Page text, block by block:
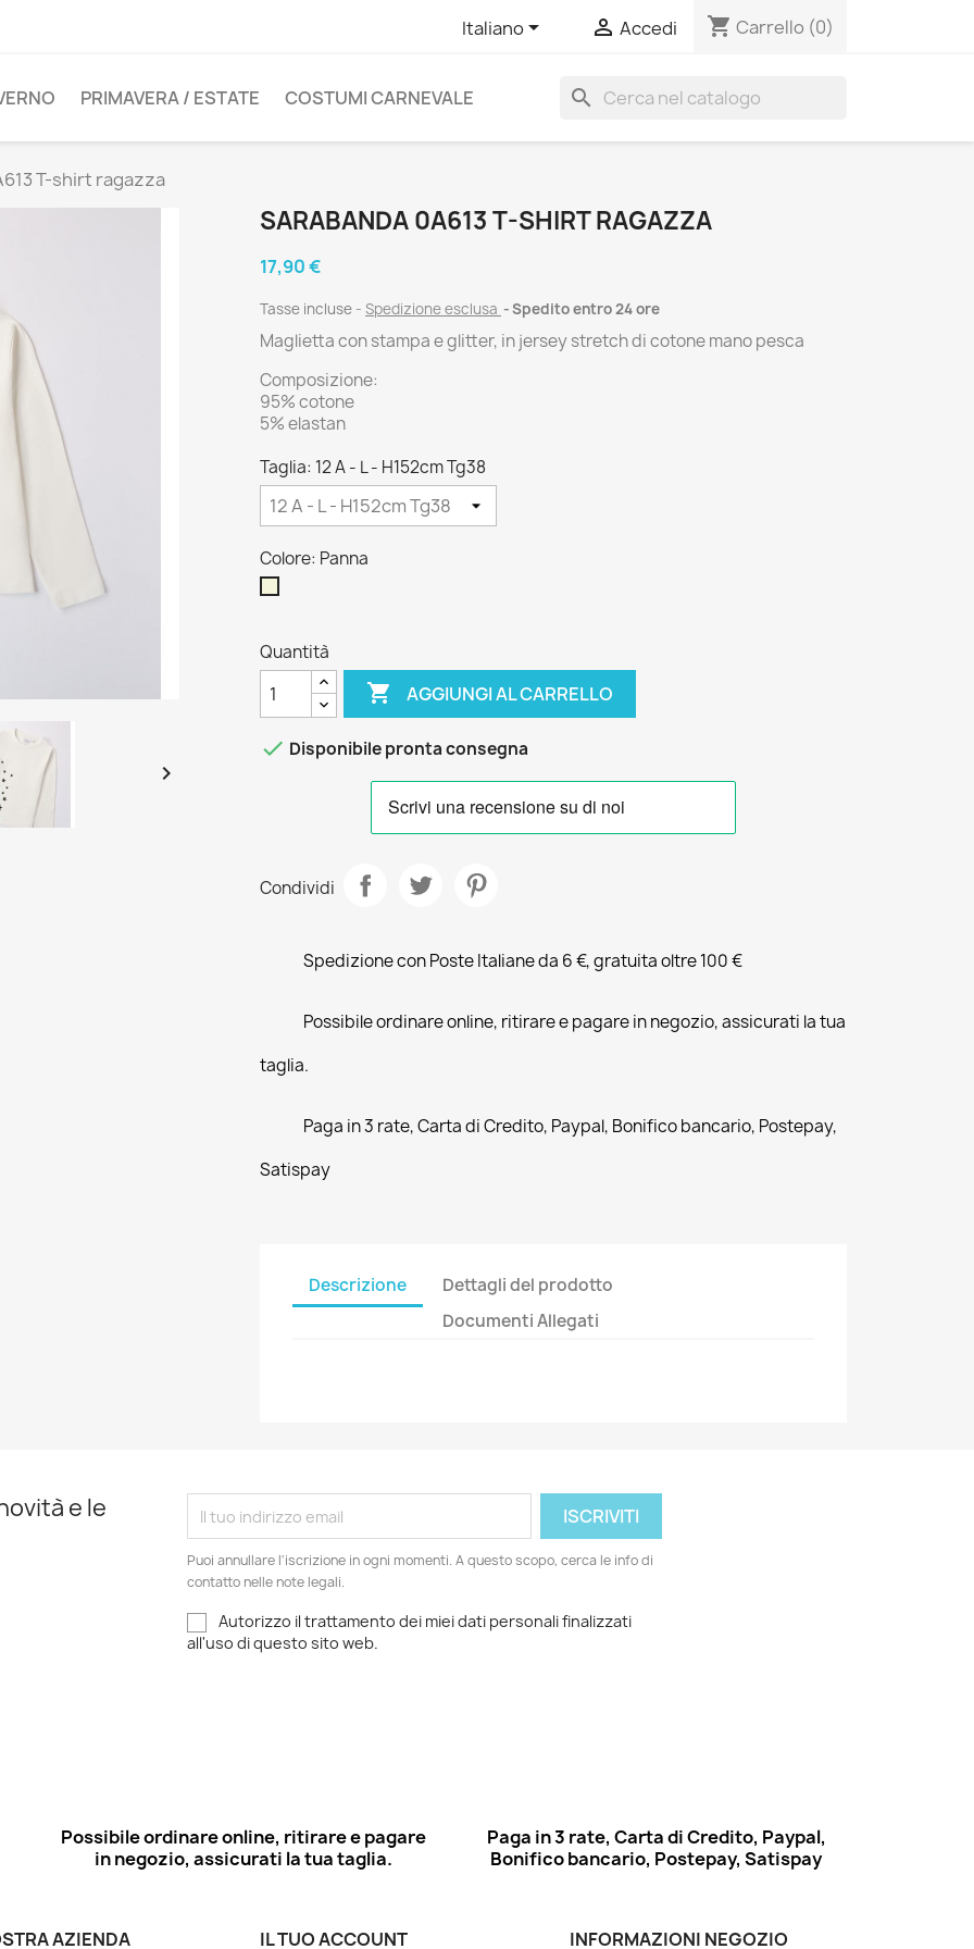
Italiano  Accedi shopping_cart Carrello (0)
PRIMAVERA / ESTATE COSTUMI CARNEVALE search
T-shirt ragazza

SARABANDA 0A613 T-SHIRT RAGAZZA
17,90 €
Tasse incluse Spedizione esclusa Spedito entro 24 ore
Maglietta con stampa e glitter, in jersey stretch di cotone mano pesca
Composizione:
95% cotone
5% elastan
Taglia: 12 A - L - H152cm Tg38
Colore: Panna
Quantità
 AGGIUNGI AL CARRELLO
 Disponibile pronta consegna
Condividi
Spedizione con Poste Italiane da 6 €, gratuita oltre 100 €
Possibile ordinare online, ritirare e pagare in negozio, assicurati la tua
taglia.
Paga in 3 rate, Carta di Credito, Paypal, Bonifico bancario, Postepay,
Satispay
Descrizione
Dettagli del prodotto
Documenti Allegati
e le
Puoi annullare l'iscrizione in ogni momenti. A questo scopo, cerca le info di
contatto nelle note legali.
Autorizzo il trattamento dei miei dati personali finalizzati
all'uso di questo sito web.
Possibile ordinare online, ritirare e pagare
in negozio, assicurati la tua taglia.
Paga in 3 rate, Carta di Credito, Paypal,
Bonifico bancario, Postepay, Satispay
AZIENDA IL TUO ACCOUNT INFORMAZIONI NEGOZIO